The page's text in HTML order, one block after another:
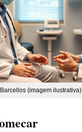
(imagem ilustrativa)